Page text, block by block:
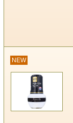
NEW